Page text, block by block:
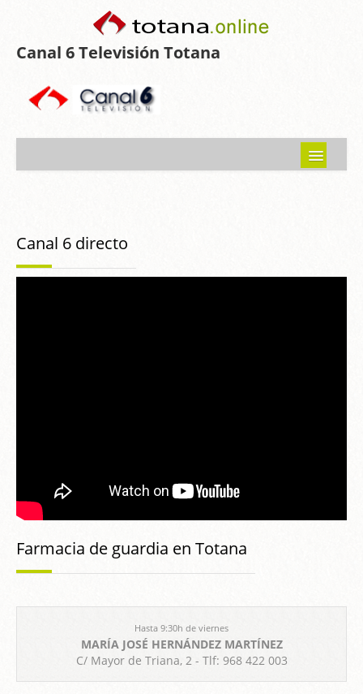
Canal 6 Televisión Totana
Programas emitidos
Canal 6 directo
Farmacia de guardia en Totana
Hasta 9:30h de viernes
MARÍA JOSÉ HERNÁNDEZ MARTÍNEZ
C/ Mayor de Triana, 2 - Tlf: 968 422 003